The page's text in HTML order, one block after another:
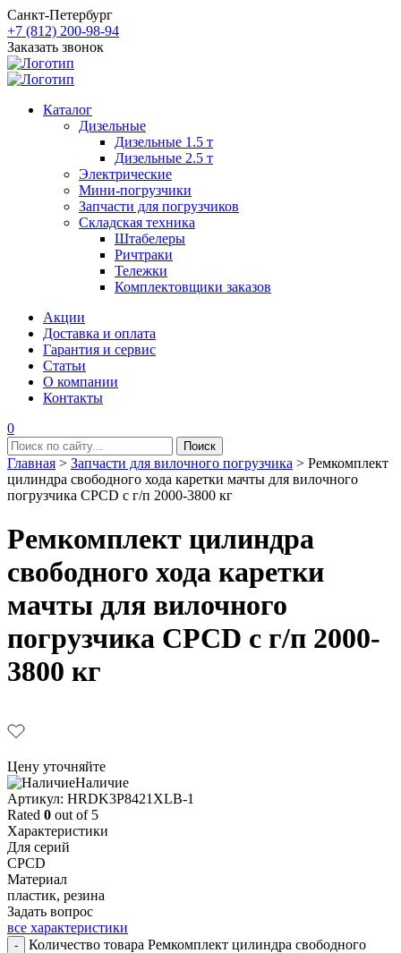
Санкт-Петербург
+7 (812) 200-98-94
Заказать звонок
Каталог
Дизельные
Дизельные 1.5 т
Дизельные 2.5 т
Электрические
Мини-погрузчики
Запчасти для погрузчиков
Складская техника
Штабелеры
Ричтраки
Тележки
Комплектовщики заказов
Акции
Доставка и оплата
Гарантия и сервис
Статьи
О компании
Контакты
0
Главная > Запчасти для вилочного погрузчика > Ремкомплект
цилиндра свободного хода каретки мачты для вилочного
погрузчика CPCD с г/п 2000-3800 кг
Ремкомплект цилиндра
свободного хода каретки
мачты для вилочного
погрузчика CPCD с г/п 2000-
3800 кг
Цену уточняйте
Наличие
Aртикул: HRDK3P8421XLB-1
Rated 0 out of 5
Характеристики
Для серий
CPCD
Материал
пластик, резина
Задать вопрос
все характеристики
-
Количество товара Ремкомплект цилиндра свободного